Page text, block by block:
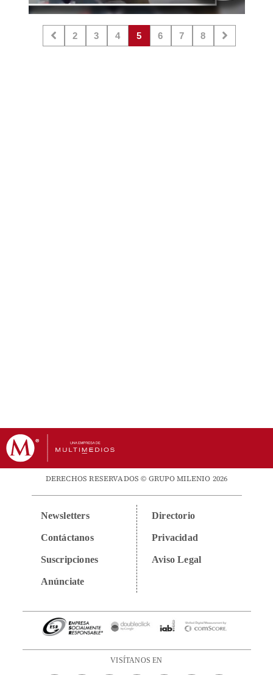
2 3 4 5 6 7 8
DERECHOS RESERVADOS © GRUPO MILENIO 2026
Newsletters
Contáctanos
Suscripciones
Anúnciate
Directorio
Privacidad
Aviso Legal
VISÍTANOS EN